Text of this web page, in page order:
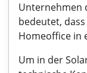
Unternehmen
bedeutet,
Homeoffice in
Um in der